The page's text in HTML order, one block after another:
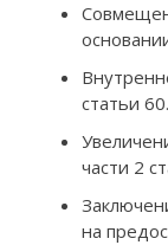
статьи
части 2
на